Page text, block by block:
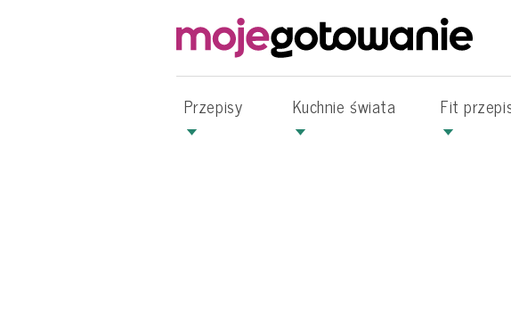
Przepisy Kuchnie świata Fit